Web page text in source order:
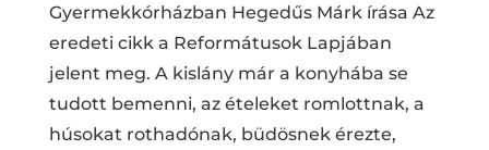
Gyermekkórházban Hegedűs Márk írása Az
eredeti cikk a Reformátusok Lapjában
jelent meg. A kislány már a konyhába se
tudott bemenni, az ételeket romlottnak, a
húsokat rothadónak, büdösnek érezte,